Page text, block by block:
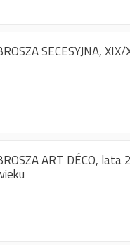
SECESYJNA, XIX/
ART DÉCO, lata